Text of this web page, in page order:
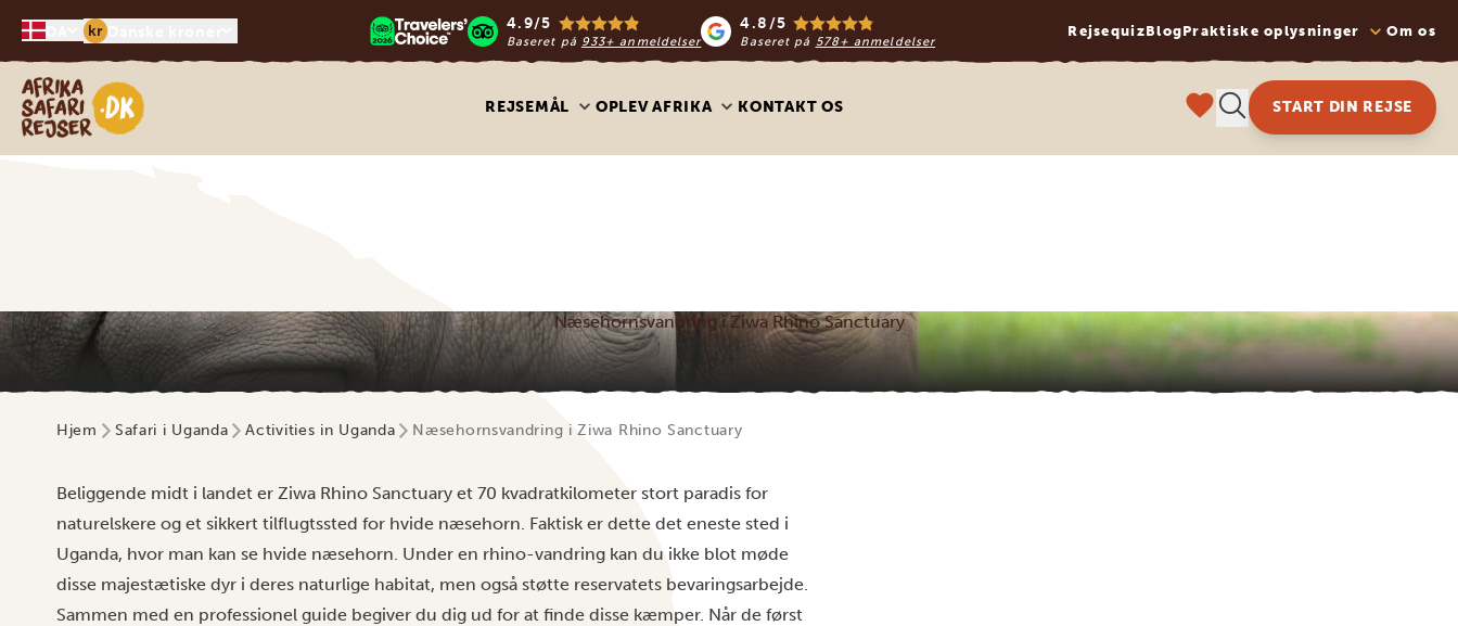
kr 4.9/5
Baseret på 933+ anmeldelser
4.8/5
Baseret på 578+ anmeldelser
RejsequizBlogPraktiske oplysninger Om os
Safari-rejser i Afrika
REJSEMÅL OPLEV AFRIKA KONTAKT OS START DIN REJSE
Næsehornsvandring i Ziwa Rhino Sanctuary
Hjem Safari i Uganda Activities in Uganda Næsehornsvandring i Ziwa Rhino Sanctuary
Beliggende midt i landet er Ziwa Rhino Sanctuary et 70 kvadratkilometer stort paradis for
naturelskere og et sikkert tilflugtssted for hvide næsehorn. Faktisk er dette det eneste sted i
Uganda, hvor man kan se hvide næsehorn. Under en rhino-vandring kan du ikke blot møde
disse majestætiske dyr i deres naturlige habitat, men også støtte reservatets bevaringsarbejde.
Sammen med en professionel guide begiver du dig ud for at finde disse kæmper. Når de først